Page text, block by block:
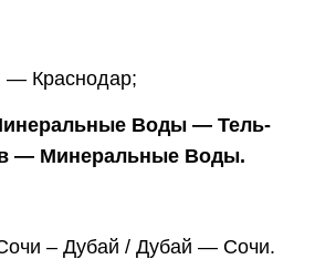
Краснодар;
Воды — Тель-
— Минеральные Воды.
– Дубай / Дубай — Сочи.